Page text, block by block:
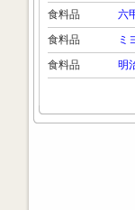
食料品
六
食料品
ミ
食料品
明